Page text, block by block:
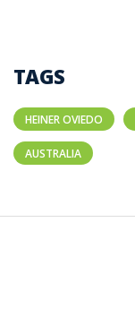
TAGS
HEINER OVIEDO
AUSTRALIA